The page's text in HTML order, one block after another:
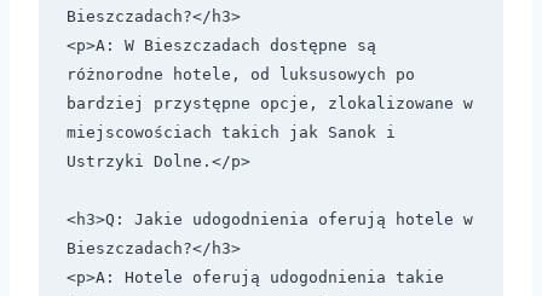
Bieszczadach?</h3>
<p>A: W Bieszczadach dostępne są
różnorodne hotele, od luksusowych po
bardziej przystępne opcje, zlokalizowane w
miejscowościach takich jak Sanok i
Ustrzyki Dolne.</p>
<h3>Q: Jakie udogodnienia oferują hotele w
Bieszczadach?</h3>
<p>A: Hotele oferują udogodnienia takie